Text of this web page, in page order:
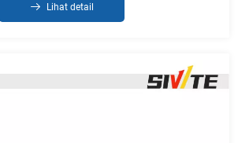
Lihat detail